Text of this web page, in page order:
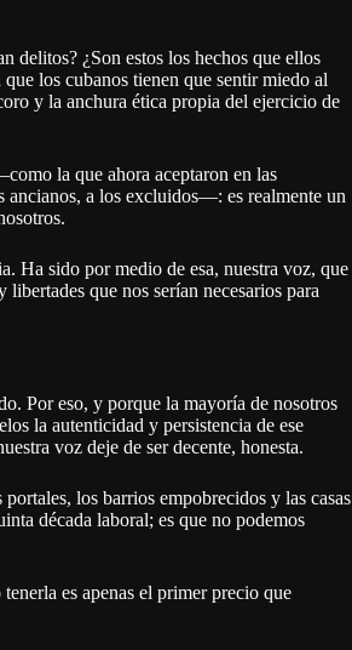
delitos? ¿Son estos los hechos que ellos
los cubanos tienen que sentir miedo al
y la anchura ética propia del ejercicio de
la que ahora aceptaron en las
ancianos, a los excluidos—: es realmente un
Ha sido por medio de esa, nuestra voz, que
que nos serían necesarios para
Por eso, y porque la mayoría de nosotros
la autenticidad y persistencia de ese
voz deje de ser decente, honesta.
los barrios empobrecidos y las casas
década laboral; es que no podemos
es apenas el primer precio que